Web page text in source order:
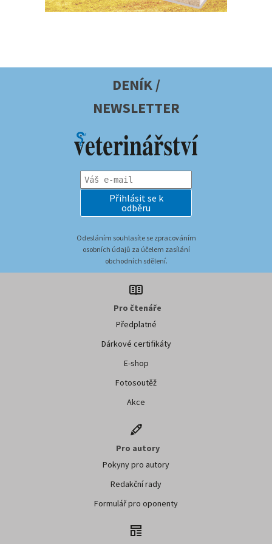
DENÍK /
NEWSLETTER
Přihlásit se k
odběru
Odesláním souhlasíte se zpracováním
osobních údajů za účelem zasílání
obchodních sdělení.
Pro čtenáře
Předplatné
Dárkové certifikáty
E-shop
Fotosoutěž
Akce
Pro autory
Pokyny pro autory
Redakční rady
Formulář pro oponenty